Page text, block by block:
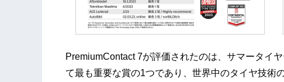
PremiumContact 7が評価されたのは、サマータイ
て最も重要な賞の1つであり、世界中のタイヤ技術